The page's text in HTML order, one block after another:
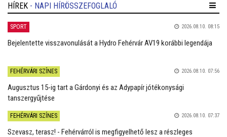
HÍREK - NAPI HÍRÖSSZEFOGLALÓ
SPORT 2026.08.10. 08:15
Bejelentette visszavonulását a Hydro Fehérvár AV19 korábbi legendája
FEHÉRVÁRI SZÍNES 2026.08.10. 07:56
Augusztus 15-ig tart a Gárdonyi és az Adypapír jótékonysági
tanszergyűjtése
FEHÉRVÁRI SZÍNES 2026.08.10. 07:37
Szevasz, terasz! - Fehérvárról is megfigyelhető lesz a részleges